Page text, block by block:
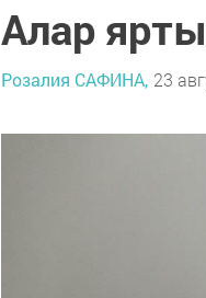
Алар
Розалия САФИНА, 23